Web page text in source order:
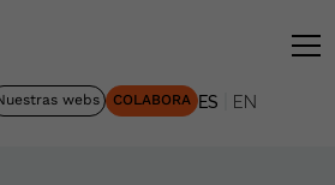
webs COLABORA ES EN